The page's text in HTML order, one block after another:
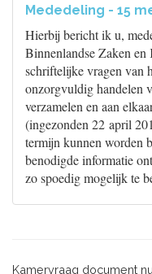
Mededeling - 15
Hierbij bericht ik u,
Binnenlandse Zaken
schriftelijke vragen van
onzorgvuldig handelen
verzamelen en aan
(ingezonden 22 april
termijn kunnen worden
benodigde informatie
zo spoedig mogelijk te
Kamervraag document